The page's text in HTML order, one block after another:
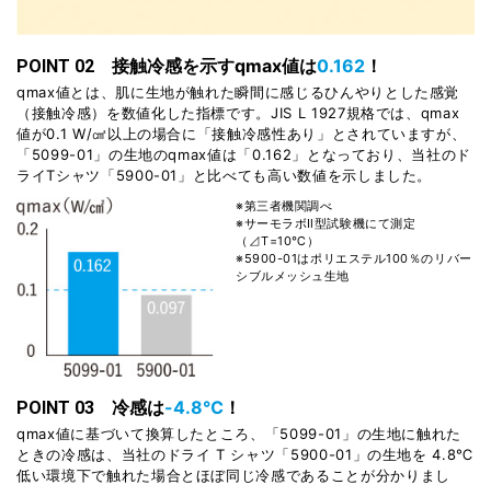
POINT 02 接触冷感を示すqmax値は0.162 ！
qmax値とは、肌に生地が触れた瞬間に感じるひんやりとした感覚
（接触冷感）を数値化した指標です。JIS L 1927規格では、qmax
値が0.1 W/㎠以上の場合に「接触冷感性あり」とされていますが、
「5099-01」の生地のqmax値は「0.162」となっており、当社のド
ライTシャツ「5900-01」と比べても高い数値を示しました。
※第三者機関調べ
※サーモラボⅡ型試験機にて測定
（⊿T=10℃）
※5900-01はポリエステル100％のリバー
シブルメッシュ生地
POINT 03 冷感は-4.8℃ ！
qmax値に基づいて換算したところ、「5099-01」の生地に触れた
ときの冷感は、当社のドライ T シャツ「5900-01」の生地を 4.8℃
低い環境下で触れた場合とほぼ同じ冷感であることが分かりまし